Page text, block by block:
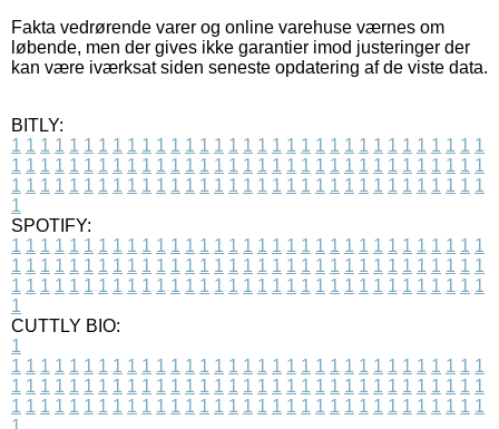
Fakta vedrørende varer og online varehuse værnes om
løbende, men der gives ikke garantier imod justeringer der
kan være iværksat siden seneste opdatering af de viste data.
BITLY:
1 1 1 1 1 1 1 1 1 1 1 1 1 1 1 1 1 1 1 1 1 1 1 1 1 1 1 1 1 1 1 1 1
1 1 1 1 1 1 1 1 1 1 1 1 1 1 1 1 1 1 1 1 1 1 1 1 1 1 1 1 1 1 1 1 1
1 1 1 1 1 1 1 1 1 1 1 1 1 1 1 1 1 1 1 1 1 1 1 1 1 1 1 1 1 1 1 1 1
1
SPOTIFY:
1 1 1 1 1 1 1 1 1 1 1 1 1 1 1 1 1 1 1 1 1 1 1 1 1 1 1 1 1 1 1 1 1
1 1 1 1 1 1 1 1 1 1 1 1 1 1 1 1 1 1 1 1 1 1 1 1 1 1 1 1 1 1 1 1 1
1 1 1 1 1 1 1 1 1 1 1 1 1 1 1 1 1 1 1 1 1 1 1 1 1 1 1 1 1 1 1 1 1
1
CUTTLY BIO:
1
1 1 1 1 1 1 1 1 1 1 1 1 1 1 1 1 1 1 1 1 1 1 1 1 1 1 1 1 1 1 1 1 1
1 1 1 1 1 1 1 1 1 1 1 1 1 1 1 1 1 1 1 1 1 1 1 1 1 1 1 1 1 1 1 1 1
1 1 1 1 1 1 1 1 1 1 1 1 1 1 1 1 1 1 1 1 1 1 1 1 1 1 1 1 1 1 1 1 1